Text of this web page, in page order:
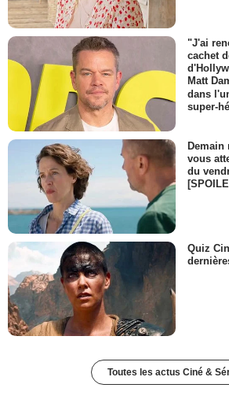
"J'ai
cachet
Matt
dans
super-
Demain
vous
du
Quiz
Toutes les actus Ciné &